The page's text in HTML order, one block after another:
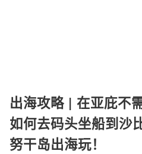
出海攻略 | 在亚庇不
如何去码头坐船到沙
努干岛出海玩！